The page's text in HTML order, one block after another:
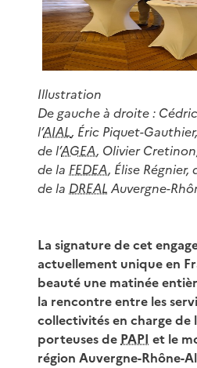
Illustration
De gauche à droite :
l’AIAL, Éric Piquet-
de l’AGEA, Olivier
de la FEDEA, Élise
de la DREAL Auvergne-
La signature de cet
actuellement unique en
beauté une matinée
la rencontre entre les
collectivités en charge de
porteuses de PAPI et le
région Auvergne-Rhône-